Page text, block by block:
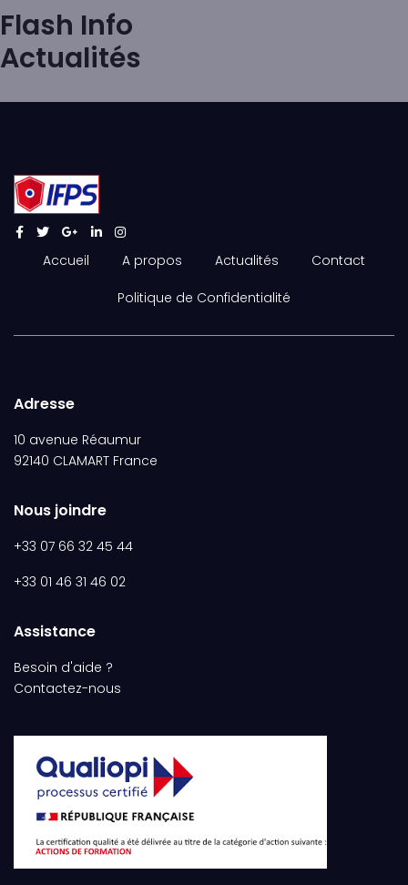
Flash Info
Actualités
Accueil A propos Actualités Contact
Politique de Confidentialité
Adresse
10 avenue Réaumur
92140 CLAMART France
Nous joindre
+33 07 66 32 45 44
+33 01 46 31 46 02
Assistance
Besoin d'aide ?
Contactez-nous